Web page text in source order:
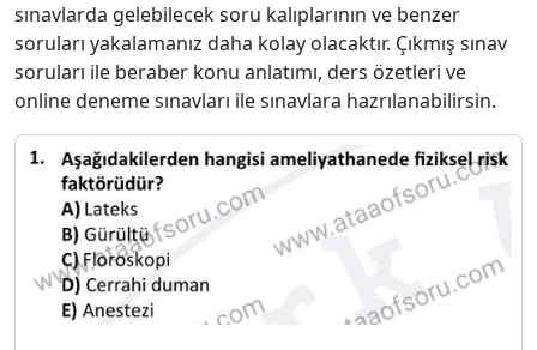
sınavlarda gelebilecek soru kalıplarının ve benzer
soruları yakalamanız daha kolay olacaktır. Çıkmış sınav
soruları ile beraber konu anlatımı, ders özetleri ve
online deneme sınavları ile sınavlara hazrılanabilirsin.